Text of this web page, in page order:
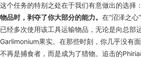
这个任务的特别之处在于我们有意做出的选择：
物品时，剥夺了你大部分的能力。 在“沼泽之
已经多次使用该工具运输物品，无论是向总部
Garlimonium果实。在那些时刻，你几乎没有
不再是捕食者，而是成为了猎物。追击的